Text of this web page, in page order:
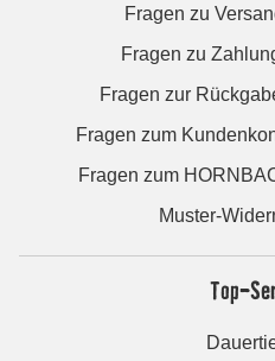
Fragen zu
Fragen zu
Fragen zur
Fragen zum
Fragen zum
Muster-
Top-